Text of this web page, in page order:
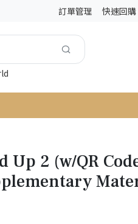
訂單管理 快速回購
Up 2 (w/QR